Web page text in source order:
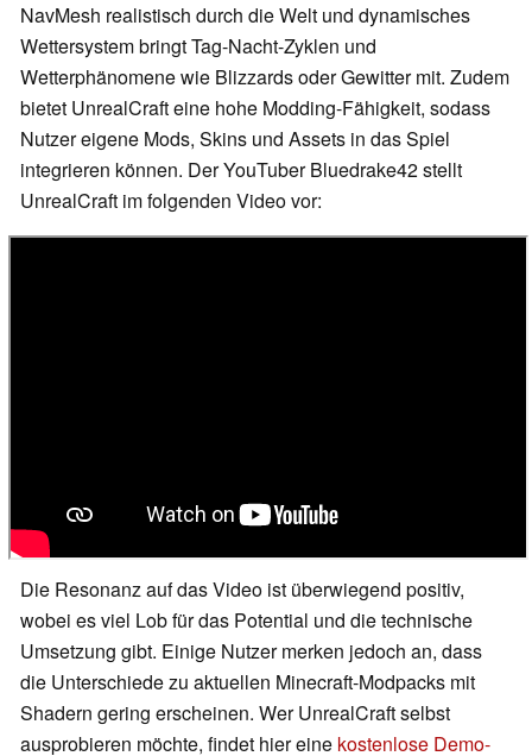
NavMesh realistisch durch die Welt und dynamisches
Wettersystem bringt Tag-Nacht-Zyklen und
Wetterphänomene wie Blizzards oder Gewitter mit. Zudem
bietet UnrealCraft eine hohe Modding-Fähigkeit, sodass
Nutzer eigene Mods, Skins und Assets in das Spiel
integrieren können. Der YouTuber Bluedrake42 stellt
UnrealCraft im folgenden Video vor:
Die Resonanz auf das Video ist überwiegend positiv,
wobei es viel Lob für das Potential und die technische
Umsetzung gibt. Einige Nutzer merken jedoch an, dass
die Unterschiede zu aktuellen Minecraft-Modpacks mit
Shadern gering erscheinen. Wer UnrealCraft selbst
ausprobieren möchte, findet hier eine kostenlose Demo-